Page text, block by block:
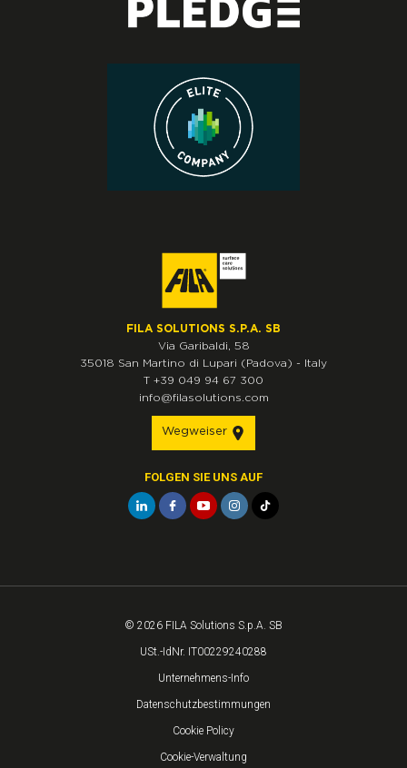
FILA SOLUTIONS S.P.A. SB
Via Garibaldi, 58
35018 San Martino di Lupari (Padova) - Italy
T +39 049 94 67 300
info@filasolutions.com
Wegweiser
FOLGEN SIE UNS AUF
© 2026 FILA Solutions S.p.A. SB
USt.-IdNr. IT00229240288
Unternehmens-Info
Datenschutzbestimmungen
Cookie Policy
Cookie-Verwaltung